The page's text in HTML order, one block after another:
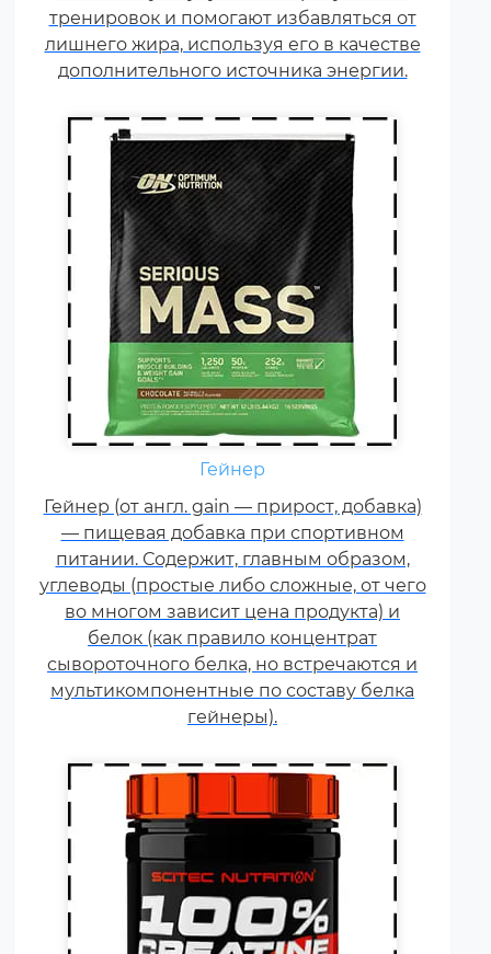
тренировок и помогают избавляться от
лишнего жира, используя его в качестве
дополнительного источника энергии.
сывороточного белка, но
встречаются и
мультикомпонентные по
Гейнер
Гейнер (от англ. gain — прирост, добавка)
— пищевая добавка при спортивном
питании. Содержит, главным образом,
углеводы (простые либо сложные, от чего
во многом зависит цена продукта) и
белок (как правило концентрат
сывороточного белка, но встречаются и
мультикомпонентные по составу белка
гейнеры).
Креатин – спортивная добавка,
используемая в силовых видах
спорта, фитнесе, а также видах
спорта связанных с
динамической нагрузкой или
силовой выносливостью. Это
кислота, синтезируемая в
организме человека в
скелетных мышцах.